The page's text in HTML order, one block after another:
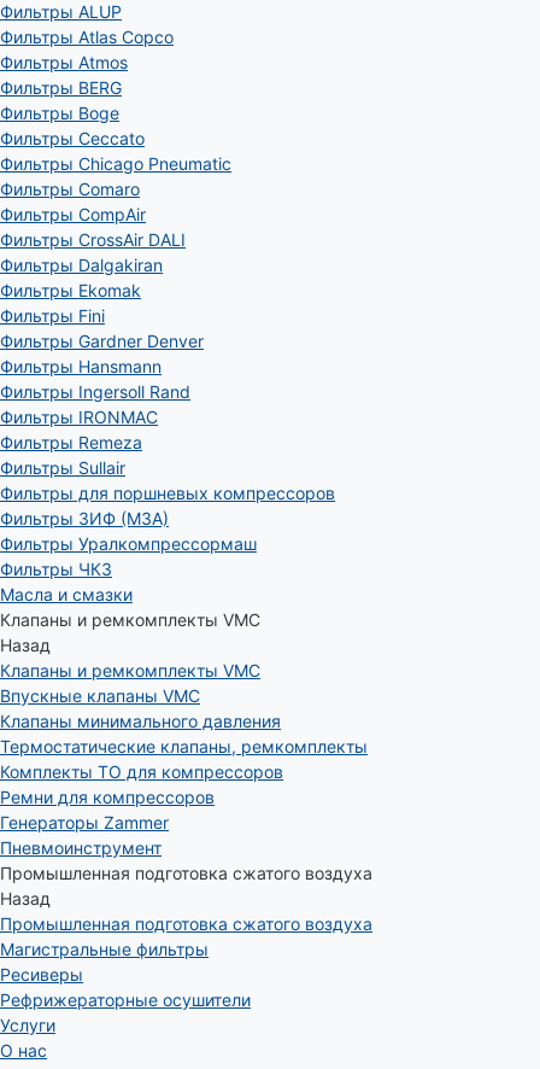
Фильтры ALUP
Фильтры Atlas Copco
Фильтры Atmos
Фильтры BERG
Фильтры Boge
Фильтры Ceccato
Фильтры Chicago Pneumatic
Фильтры Comaro
Фильтры CompAir
Фильтры CrossAir DALI
Фильтры Dalgakiran
Фильтры Ekomak
Фильтры Fini
Фильтры Gardner Denver
Фильтры Hansmann
Фильтры Ingersoll Rand
Фильтры IRONMAC
Фильтры Remeza
Фильтры Sullair
Фильтры для поршневых компрессоров
Фильтры ЗИФ (МЗА)
Фильтры Уралкомпрессормаш
Фильтры ЧКЗ
Масла и смазки
Клапаны и ремкомплекты VMC
Назад
Клапаны и ремкомплекты VMC
Впускные клапаны VMC
Клапаны минимального давления
Термостатические клапаны, ремкомплекты
Комплекты ТО для компрессоров
Ремни для компрессоров
Генераторы Zammer
Пневмоинструмент
Промышленная подготовка сжатого воздуха
Назад
Промышленная подготовка сжатого воздуха
Магистральные фильтры
Ресиверы
Рефрижераторные осушители
Услуги
О нас